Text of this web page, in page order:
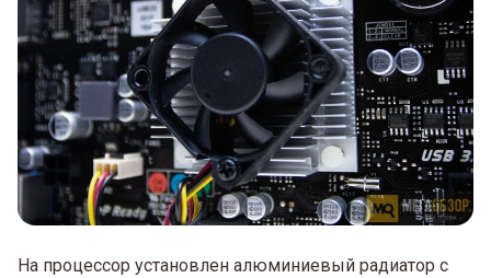
На процессор установлен алюминиевый радиатор с